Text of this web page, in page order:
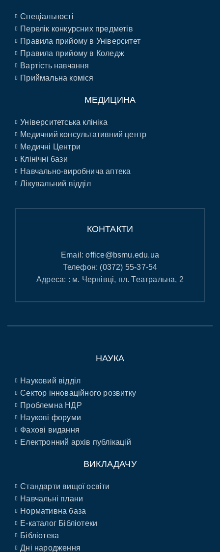
Спеціальності
Перелік конкурсних предметів
Правила прийому в Університет
Правила прийому в Коледж
Вартість навчання
Приймальна коміся
МЕДИЦИНА
Університетська клініка
Медичний консультативний центр
Медичні Центри
Клінічні бази
Навчально-виробнича аптека
Лікувальний відділ
КОНТАКТИ
Email:office@bsmu.edu.ua
Телефон: (0372) 55-37-54
Адреса: : м. Чернівці, пл. Театральна, 2
НАУКА
Науковий відділ
Сектор інноваційного розвитку
Проблемна НДР
Наукові форуми
Фахові видання
Електронний архів публікацій
ВИКЛАДАЧУ
Стандарти вищої освіти
Навчальні плани
Нормативна база
E-каталог Бібліотеки
Бібліотека
Дні народження